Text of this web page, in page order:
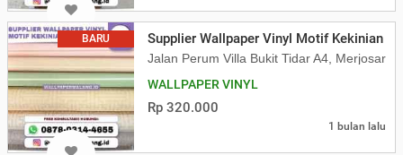
BARU Supplier Wallpaper Vinyl Motif Kekinian
Jalan Perum Villa Bukit Tidar A4, Merjosari,
WALLPAPER VINYL
Rp 320.000
1 bulan lalu